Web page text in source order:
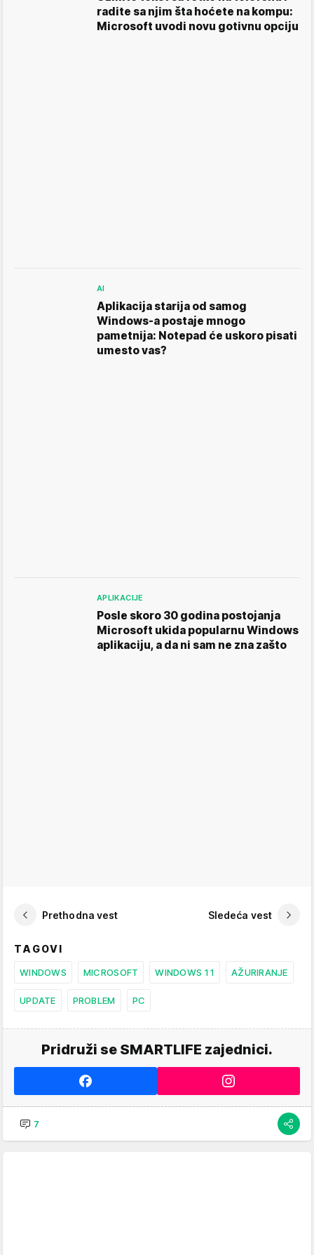
radite sa njim šta hoćete na kompu:
Microsoft uvodi novu gotivnu opciju
AI
Aplikacija starija od samog
Windows-a postaje mnogo
pametnija: Notepad će uskoro pisati
umesto vas?
APLIKACIJE
Posle skoro 30 godina postojanja
Microsoft ukida popularnu Windows
aplikaciju, a da ni sam ne zna zašto
Prethodna vest Sledeća vest
TAGOVI
WINDOWS MICROSOFT WINDOWS 11 AŽURIRANJE
UPDATE PROBLEM PC
Pridruži se SMARTLIFE zajednici.
7